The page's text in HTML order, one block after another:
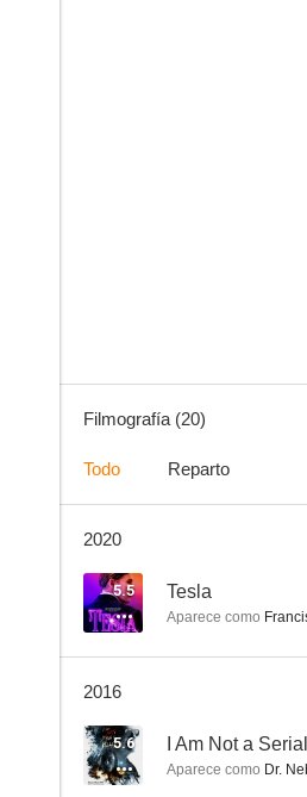
Filmografía (20)
Todo Reparto
2020
5.5 Tesla
Aparece como
2016
5.6 I Am Not a
Aparece como Dr.